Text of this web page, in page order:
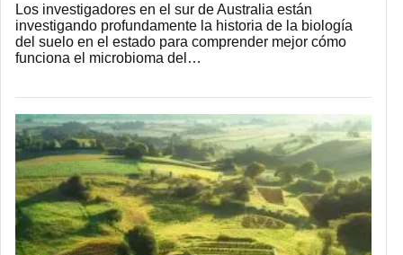
Los investigadores en el sur de Australia están
investigando profundamente la historia de la biología
del suelo en el estado para comprender mejor cómo
funciona el microbioma del…